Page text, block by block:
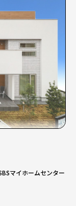
マイホームセンター